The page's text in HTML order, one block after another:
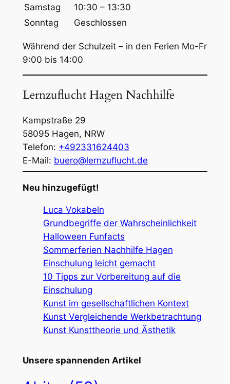
Samstag
10:30 – 13:30
Sonntag
Geschlossen
Während der Schulzeit – in den Ferien Mo-Fr
9:00 bis 14:00
Lernzuflucht Hagen Nachhilfe
Kampstraße 29
58095Hagen, NRW
Telefon: +492331624403
E-Mail: buero@lernzuflucht.de
Neu hinzugefügt!
Luca Vokabeln
Grundbegriffe der Wahrscheinlichkeit
Halloween Funfacts
Sommerferien Nachhilfe Hagen
Einschulung leicht gemacht
10 Tipps zur Vorbereitung auf die
Einschulung
Kunst im gesellschaftlichen Kontext
Kunst Vergleichende Werkbetrachtung
Kunst Kunsttheorie und Ästhetik
Unsere spannenden Artikel